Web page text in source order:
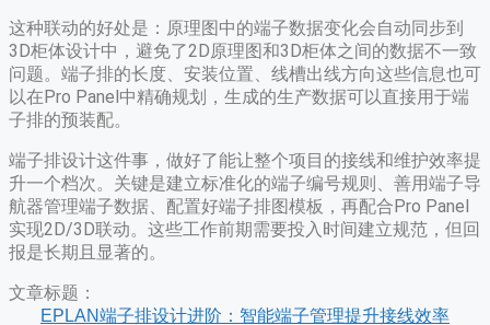
这种联动的好处是：原理图中的端子数据变化会自动同步到
3D柜体设计中，避免了2D原理图和3D柜体之间的数据不一致
问题。端子排的长度、安装位置、线槽出线方向这些信息也可
以在Pro Panel中精确规划，生成的生产数据可以直接用于端
子排的预装配。
端子排设计这件事，做好了能让整个项目的接线和维护效率提
升一个档次。关键是建立标准化的端子编号规则、善用端子导
航器管理端子数据、配置好端子排图模板，再配合Pro Panel
实现2D/3D联动。这些工作前期需要投入时间建立规范，但回
报是长期且显著的。
文章标题：
EPLAN端子排设计进阶：智能端子管理提升接线效率